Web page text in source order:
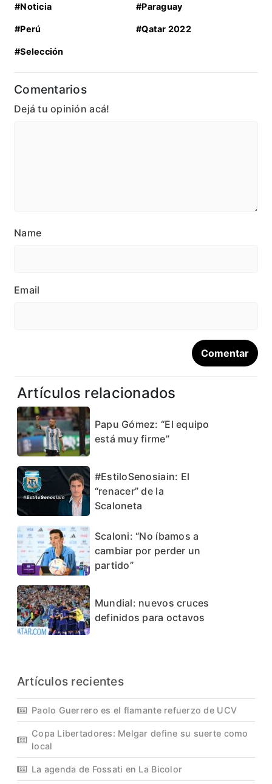
#Noticia #Paraguay
#Perú #Qatar 2022
#Selección
Comentarios
Dejá tu opinión acá!
Name
Email
Artículos relacionados
Papu Gómez: “El equipo
está muy firme”
#EstiloSenosiain: El
“renacer” de la
Scaloneta
Scaloni: “No íbamos a
cambiar por perder un
partido”
Mundial: nuevos cruces
definidos para octavos
Artículos recientes
Paolo Guerrero es el flamante refuerzo de UCV
Copa Libertadores: Melgar define su suerte como
local
La agenda de Fossati en La Bicolor